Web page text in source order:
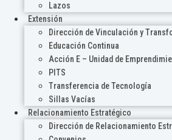
Lazos
Extensión
Dirección de Vinculación y
Educación Continua
Acción E – Unidad de
PITS
Transferencia de Tecnología
Sillas Vacías
Relacionamiento Estratégico
Dirección de Relacionamiento